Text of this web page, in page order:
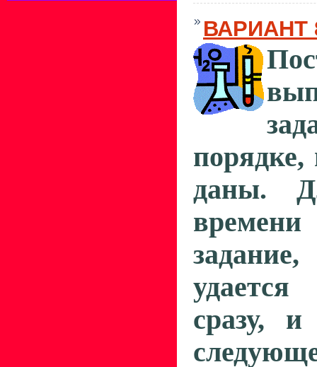
ВАРИАНТ
даны.
сразу, и